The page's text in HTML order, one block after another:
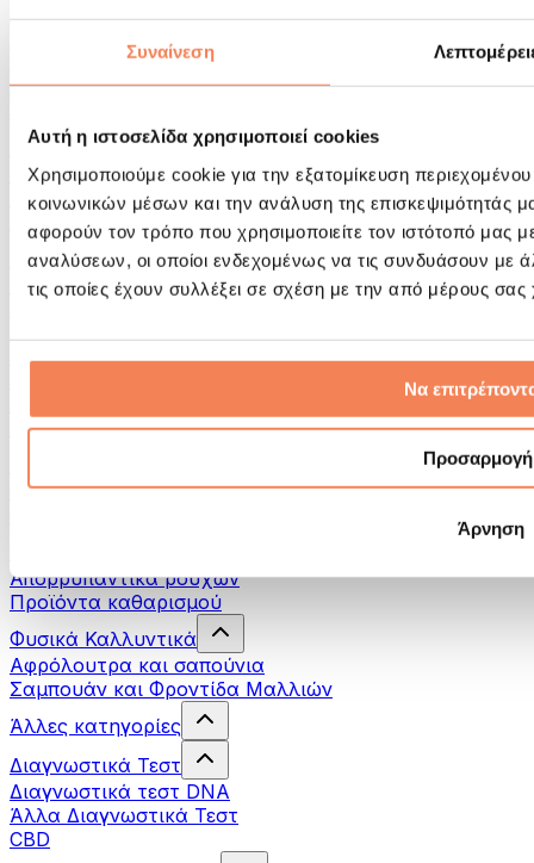
Συναίνεση
Αυτή η ιστοσελίδα χρησιμοποιεί cookies
Χρησιμοποιούμε cookie για την εξατομίκευση
κοινωνικών μέσων και την ανάλυση της επισκεψιμότητάς
αφορούν τον τρόπο που χρησιμοποιείτε τον ιστότοπό μας
αναλύσεων, οι οποίοι ενδεχομένως να τις συνδυάσουν με
τις οποίες έχουν συλλέξει σε σχέση με την από μέρους
Να
Προσαρμογή
Άρνηση
Βοηθήματα- αποκατάστασης
Πιστόλια μασάζ
Εργαλεία μασάζ
Κύλινδροι Αφρού & Εξοπλισμός Μασάζ
Τσάντες & σακίδια πλάτης
Τσάντες τροφίμων & αξεσουάρ
Σάκοι Γυμναστικής
Σακίδια πλάτης
Αξεσουάρ με βάση τη δραστηριότητα
Tρέξιμο
Γιόγκα & Πιλάτες
Πεζοπορία
Θεραπεία με Κόκκινο Φως
Απορρυπαντικά ρούχων
Προϊόντα καθαρισμού
Φυσικά Καλλυντικά
Αφρόλουτρα και σαπούνια
Σαμπουάν και Φροντίδα Μαλλιών
Άλλες κατηγορίες
Διαγνωστικά Τεστ
Διαγνωστικά τεστ DNA
Άλλα Διαγνωστικά Τεστ
CBD